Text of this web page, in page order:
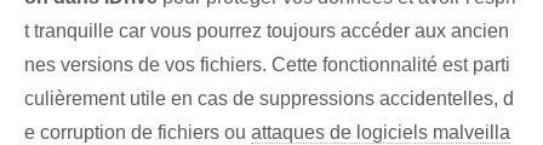
t tranquille car vous pourrez toujours accéder aux ancien
nes versions de vos fichiers. Cette fonctionnalité est parti
culièrement utile en cas de suppressions accidentelles, d
e corruption de fichiers ou attaques de logiciels malveilla